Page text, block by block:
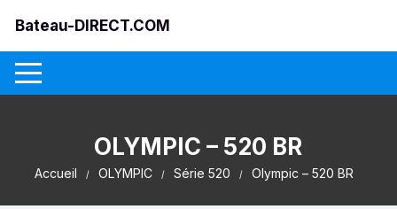
contenu
Bateau-DIRECT.COM
OLYMPIC – 520 BR
Accueil OLYMPIC Série 520 Olympic – 520 BR